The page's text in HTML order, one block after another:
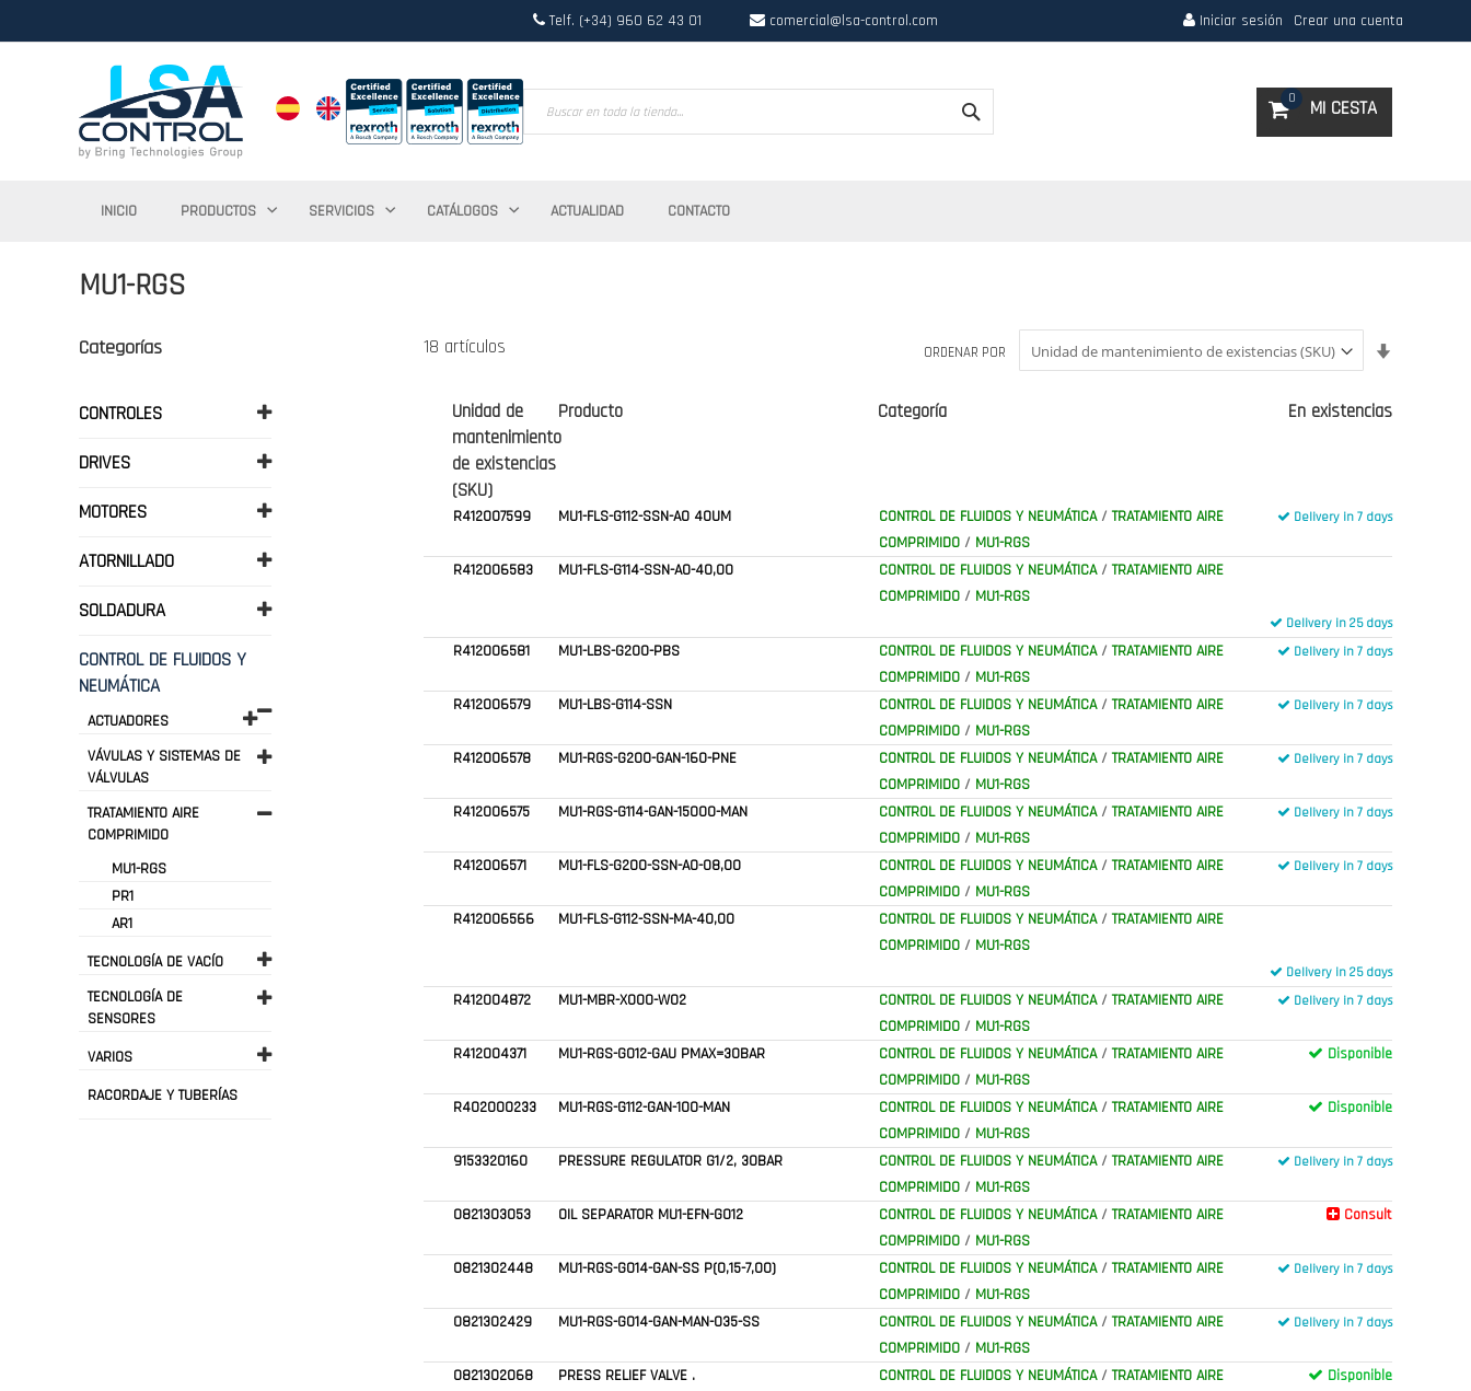
Telf. (+34) 960 62 43 01 comercial@lsa-control.com Iniciar sesión Crear una cuenta
MI CESTA
0
INICIO PRODUCTOS SERVICIOS CATÁLOGOS ACTUALIDAD CONTACTO
MU1-RGS
18 artículos ORDENAR POR
Unidad de
mantenimiento
de existencias
(SKU)
Producto Categoría En existencias
R412007599 MU1-FLS-G112-SSN-AO 40UM CONTROL DE FLUIDOS Y NEUMÁTICA/TRATAMIENTO AIRE
COMPRIMIDO/ MU1-RGS
Delivery in 7 days
R412006583 MU1-FLS-G114-SSN-AO-40,00 CONTROL DE FLUIDOS Y NEUMÁTICA/TRATAMIENTO AIRE
COMPRIMIDO/ MU1-RGS
Delivery in 25 days
R412006581 MU1-LBS-G200-PBS CONTROL DE FLUIDOS Y NEUMÁTICA/TRATAMIENTO AIRE
COMPRIMIDO/ MU1-RGS
Delivery in 7 days
R412006579 MU1-LBS-G114-SSN CONTROL DE FLUIDOS Y NEUMÁTICA/TRATAMIENTO AIRE
COMPRIMIDO/ MU1-RGS
Delivery in 7 days
R412006578 MU1-RGS-G200-GAN-160-PNE CONTROL DE FLUIDOS Y NEUMÁTICA/TRATAMIENTO AIRE
COMPRIMIDO/ MU1-RGS
Delivery in 7 days
R412006575 MU1-RGS-G114-GAN-15000-MAN CONTROL DE FLUIDOS Y NEUMÁTICA/TRATAMIENTO AIRE
COMPRIMIDO/ MU1-RGS
Delivery in 7 days
R412006571 MU1-FLS-G200-SSN-AO-08,00 CONTROL DE FLUIDOS Y NEUMÁTICA/TRATAMIENTO AIRE
COMPRIMIDO/ MU1-RGS
Delivery in 7 days
R412006566 MU1-FLS-G112-SSN-MA-40,00 CONTROL DE FLUIDOS Y NEUMÁTICA/TRATAMIENTO AIRE
COMPRIMIDO/ MU1-RGS
Delivery in 25 days
R412004872 MU1-MBR-X000-W02 CONTROL DE FLUIDOS Y NEUMÁTICA/TRATAMIENTO AIRE
COMPRIMIDO/ MU1-RGS
Delivery in 7 days
R412004371 MU1-RGS-G012-GAU PMAX=30BAR CONTROL DE FLUIDOS Y NEUMÁTICA/TRATAMIENTO AIRE
COMPRIMIDO/ MU1-RGS
Disponible
R402000233 MU1-RGS-G112-GAN-100-MAN CONTROL DE FLUIDOS Y NEUMÁTICA/TRATAMIENTO AIRE
COMPRIMIDO/ MU1-RGS
Disponible
9153320160 PRESSURE REGULATOR G1/2, 30BAR CONTROL DE FLUIDOS Y NEUMÁTICA/TRATAMIENTO AIRE
COMPRIMIDO/ MU1-RGS
Delivery in 7 days
0821303053 OIL SEPARATOR MU1-EFN-G012 CONTROL DE FLUIDOS Y NEUMÁTICA/TRATAMIENTO AIRE
COMPRIMIDO/ MU1-RGS
Consult
0821302448 MU1-RGS-G014-GAN-SS P(0,15-7,00) CONTROL DE FLUIDOS Y NEUMÁTICA/TRATAMIENTO AIRE
COMPRIMIDO/ MU1-RGS
Delivery in 7 days
0821302429 MU1-RGS-G014-GAN-MAN-035-SS CONTROL DE FLUIDOS Y NEUMÁTICA/TRATAMIENTO AIRE
COMPRIMIDO/ MU1-RGS
Delivery in 7 days
0821302068 PRESS RELIEF VALVE . CONTROL DE FLUIDOS Y NEUMÁTICA/TRATAMIENTO AIRE
Disponible
Categorías
CONTROLES
DRIVES
MOTORES
ATORNILLADO
SOLDADURA
CONTROL DE FLUIDOS Y
NEUMÁTICA
ACTUADORES
VÁVULAS Y SISTEMAS DE
VÁLVULAS
TRATAMIENTO AIRE
COMPRIMIDO
MU1-RGS
PR1
AR1
TECNOLOGÍA DE VACÍO
TECNOLOGÍA DE
SENSORES
VARIOS
RACORDAJE Y TUBERÍAS